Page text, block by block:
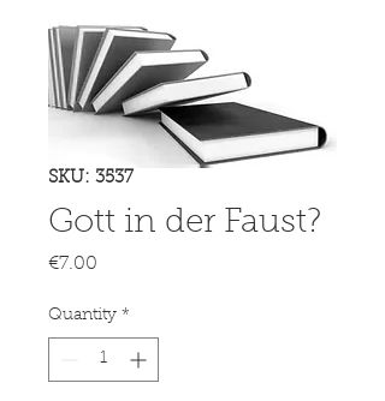
SKU: 3537
Gott in der Faust?
€7.00
Quantity *